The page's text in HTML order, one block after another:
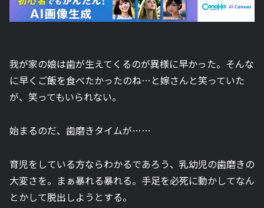
我が家の娘は歯が生えてくるのが異様に早かった。そんな
に早くご飯を食べたかったのね…と嫁さんと笑っていた
が、笑ってもいられない。
始まるのだ、歯磨きタイムが……
育児をしている方ならわかるであろう、乳幼児の歯磨きの
大変さを。まぁ暴れる暴れる。手足を必死に動かしてなん
とかして脱出しようとする。